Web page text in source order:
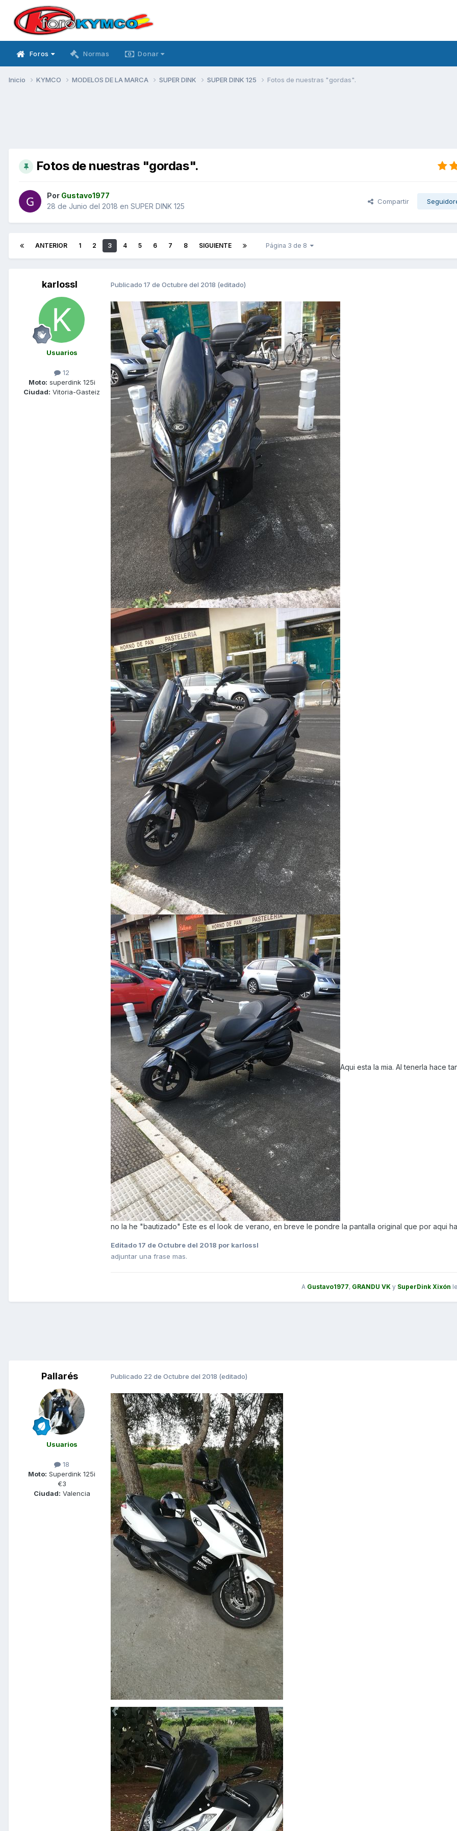
Foros Normas Donar
Inicio KYMCO MODELOS DE LA MARCA SUPER DINK SUPER DINK 125 Fotos de nuestras "gordas".
Fotos de nuestras "gordas".
Por Gustavo1977
28 de Junio del 2018 en SUPER DINK 125
Compartir
ANTERIOR 1 2 3 4 5 6 7 8 SIGUIENTE Página 3 de 8
karlossl
Usuarios
12
Moto: superdink 125i
Ciudad: Vitoria-Gasteiz
Publicado 17 de Octubre del 2018 (editado)
Aqui esta la mia. Al tenerla hace
no la he "bautizado" Este es el look de verano, en breve le pondre la pantalla original que por aqui
Editado 17 de Octubre del 2018 por karlossl
adjuntar una frase mas.
A Gustavo1977, GRANDU VK y SuperDink Xixón
Pallarés
Usuarios
18
Moto: Superdink 125i
€3
Ciudad: Valencia
Publicado 22 de Octubre del 2018 (editado)